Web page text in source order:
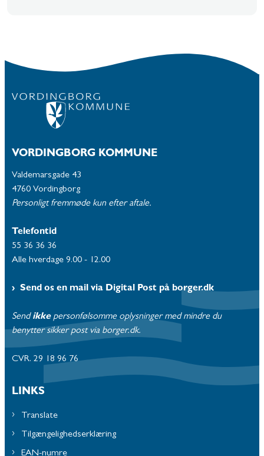
VORDINGBORG KOMMUNE
Valdemarsgade 43
4760 Vordingborg
Personligt fremmøde kun efter aftale.
Telefontid
55 36 36 36
Alle hverdage 9.00 - 12.00
Send os en mail via Digital Post på borger.dk
Send ikke personfølsomme oplysninger med mindre du
benytter sikker post via borger.dk.
CVR. 29 18 96 76
LINKS
Translate
Tilgængelighedserklæring
EAN-numre